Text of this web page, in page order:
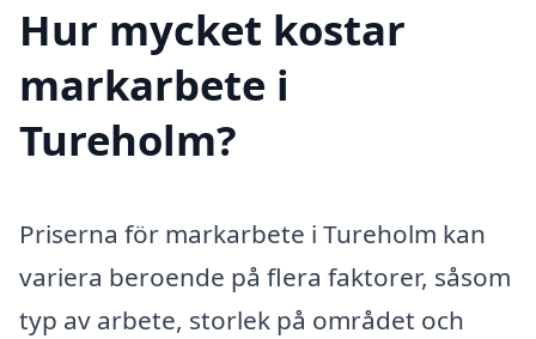
Hur mycket kostar
markarbete i
Tureholm?
Priserna för markarbete i Tureholm kan
variera beroende på flera faktorer, såsom
typ av arbete, storlek på området och